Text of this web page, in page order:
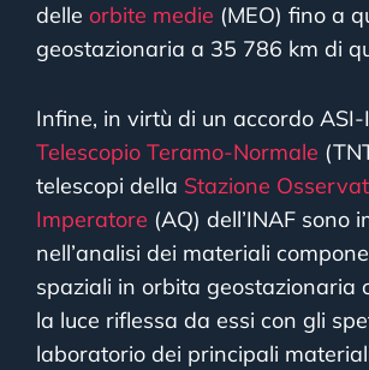
delle orbite medie (MEO) fino a
geostazionaria a 35 786 km di
Infine, in virtù di un accordo ASI-
Telescopio Teramo-Normale
telescopi della Stazione
Imperatore (AQ) dell’INAF sono
nell’analisi dei materiali
spaziali in orbita geostazionaria
la luce riflessa da essi con gli
laboratorio dei principali